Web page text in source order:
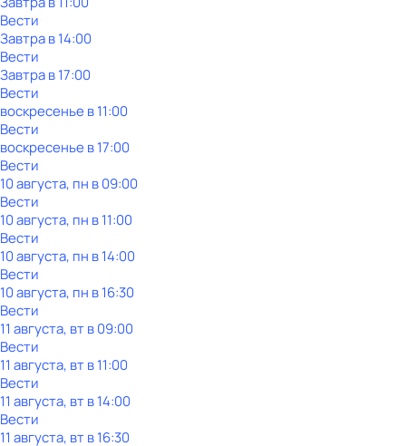
Вести
Завтра в 14:00
Вести
Завтра в 17:00
Вести
воскресенье в11:00
Вести
воскресенье в17:00
Вести
10 августа, пн в 09:00
Вести
10 августа, пн в 11:00
Вести
10 августа, пн в 14:00
Вести
10 августа, пн в 16:30
Вести
11 августа, вт в 09:00
Вести
11 августа, вт в 11:00
Вести
11 августа, вт в 14:00
Вести
11 августа, вт в 16:30